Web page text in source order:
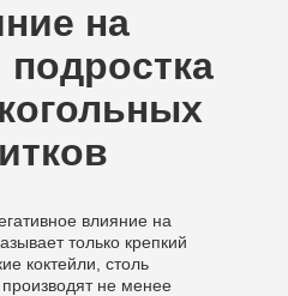
на
подростка
влияние на
только крепкий
коктейли, столь
не менее